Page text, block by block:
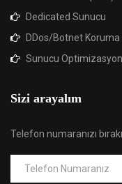
Dedicated Sunucu
DDos/Botnet Koruma
Sunucu Optimizasyon
Sizi arayalım
Telefon numaranızı